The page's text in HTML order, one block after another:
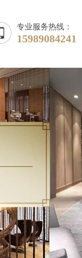
专业服务热线：
15989084241